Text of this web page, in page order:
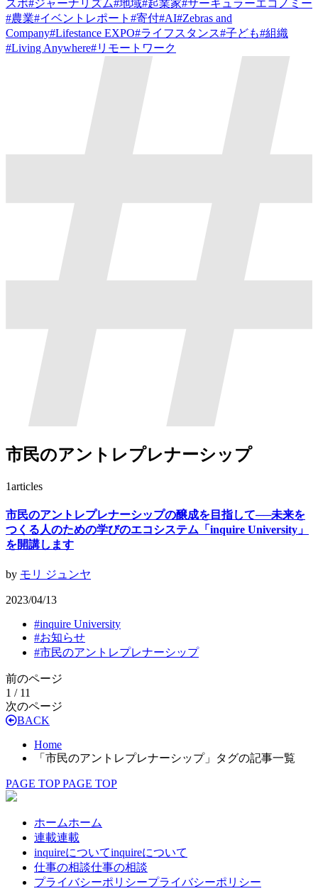
スポ#ジャーナリズム#地域#起業家#サーキュラーエコノミー
#農業#イベントレポート #寄付#AI#Zebras and
Company#Lifestance EXPO#ライフスタンス#子ども#組織
#Living Anywhere#リモートワーク
市民のアントレプレナーシップ
1articles
市民のアントレプレナーシップの醸成を目指して──未来を
つくる人のための学びのエコシステム「inquire University」
を開講します
by モリ ジュンヤ
2023/04/13
#inquire University
#お知らせ
#市民のアントレプレナーシップ
前のページ
1 / 11
次のページ
BACK
Home
「市民のアントレプレナーシップ」タグの記事一覧
PAGE TOP PAGE TOP
ホームホーム
連載連載
inquireについてinquireについて
仕事の相談仕事の相談
プライバシーポリシープライバシーポリシー